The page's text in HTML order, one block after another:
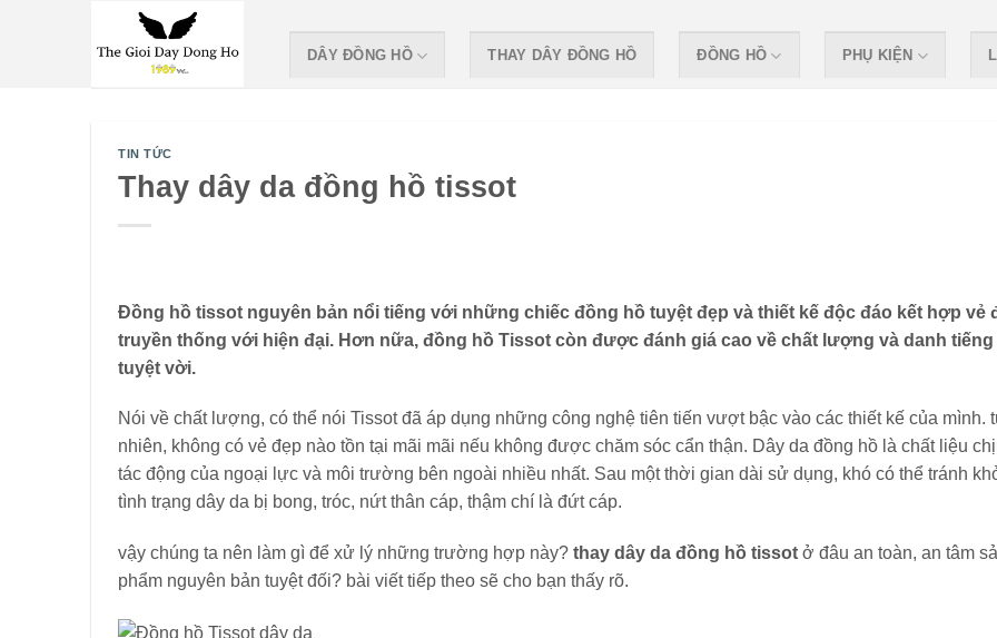
DÂY ĐỒNG HỒ THAY DÂY ĐỒNG HỒ ĐỒNG HỒ PHỤ KIỆN
TIN TỨC
Thay dây da đồng hồ tissot
Đồng hồ tissot nguyên bản nổi tiếng với những chiếc đồng hồ tuyệt đẹp và thiết kế độc đáo kết hợp vẻ
truyền thống với hiện đại. Hơn nữa, đồng hồ Tissot còn được đánh giá cao về chất lượng và danh tiếng
tuyệt vời.
Nói về chất lượng, có thể nói Tissot đã áp dụng những công nghệ tiên tiến vượt bậc vào các thiết kế của mình.
nhiên, không có vẻ đẹp nào tồn tại mãi mãi nếu không được chăm sóc cẩn thận. Dây da đồng hồ là chất liệu
tác động của ngoại lực và môi trường bên ngoài nhiều nhất. Sau một thời gian dài sử dụng, khó có thể tránh
tình trạng dây da bị bong, tróc, nứt thân cáp, thậm chí là đứt cáp.
vậy chúng ta nên làm gì để xử lý những trường hợp này? thay dây da đồng hồ tissot ở đâu an toàn, an tâm
phẩm nguyên bản tuyệt đối? bài viết tiếp theo sẽ cho bạn thấy rõ.